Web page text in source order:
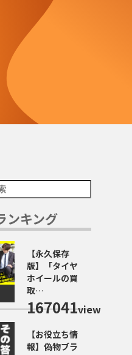
ンキング
【永久保存
版】「タイヤ
ホイールの買
取…
167041view
【お役立ち情
報】偽物ブラ